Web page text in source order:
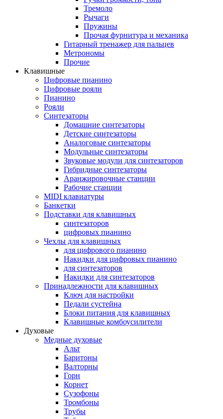
Тремоло
Рычаги
Пружины
Прочая фурнитура и механика
Гитарный тренажер для пальцев
Метрономы
Прочие
Клавишные
Цифровые пианино
Цифровые рояли
Пианино
Рояли
Синтезаторы
Домашние синтезаторы
Детские синтезаторы
Аналоговые синтезаторы
Модульные синтезаторы
Звуковые модули для синтезаторов
Гибридные синтезаторы
Аранжировочные станции
Рабочие станции
MIDI клавиатуры
Банкетки
Подставки для клавишных
синтезаторов
цифровых пианино
Чехлы для клавишных
для цифрового пианино
Накидки для цифровых пианино
для синтезаторов
Накидки для синтезаторов
Принадлежности для клавишных
Ключ для настройки
Педали сустейна
Блоки питания для клавишных
Клавишные комбоусилители
Духовые
Медные духовые
Альт
Баритоны
Валторны
Горн
Корнет
Сузофоны
Тромбоны
Трубы